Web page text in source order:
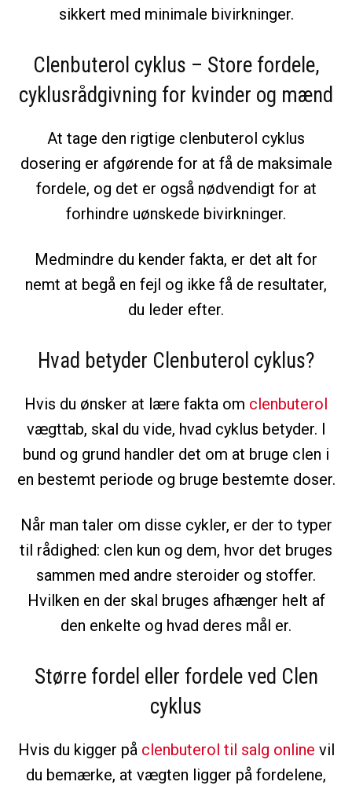
sikkert med minimale bivirkninger.
Clenbuterol cyklus – Store fordele,
cyklusrådgivning for kvinder og mænd
At tage den rigtige clenbuterol cyklus
dosering er afgørende for at få de maksimale
fordele, og det er også nødvendigt for at
forhindre uønskede bivirkninger.
Medmindre du kender fakta, er det alt for
nemt at begå en fejl og ikke få de resultater,
du leder efter.
Hvad betyder Clenbuterol cyklus?
Hvis du ønsker at lære fakta om clenbuterol
vægttab, skal du vide, hvad cyklus betyder. I
bund og grund handler det om at bruge clen i
en bestemt periode og bruge bestemte doser.
Når man taler om disse cykler, er der to typer
til rådighed: clen kun og dem, hvor det bruges
sammen med andre steroider og stoffer.
Hvilken en der skal bruges afhænger helt af
den enkelte og hvad deres mål er.
Større fordel eller fordeleved Clen
cyklus
Hvis du kigger på clenbuterol til salg online vil
du bemærke, at vægten ligger på fordelene,